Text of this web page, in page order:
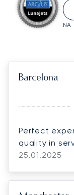
NA
Barcelona
Perfect
quality in
25.01.2025